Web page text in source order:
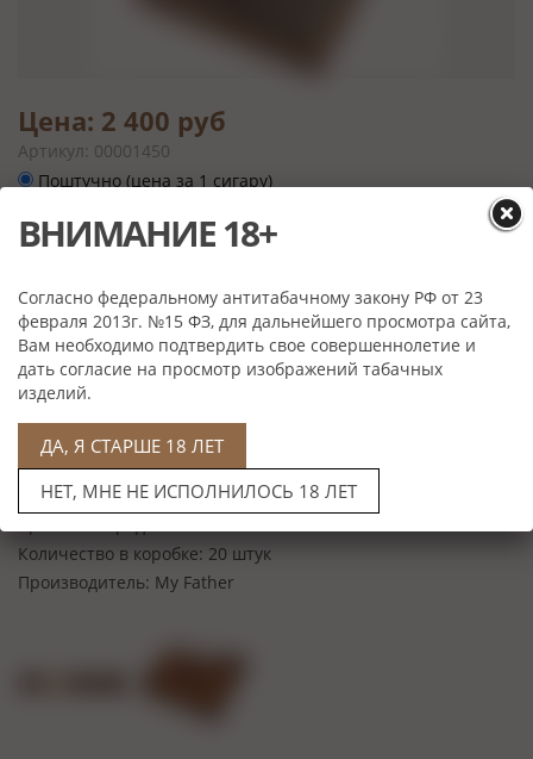
Цена: 2 400 руб
Артикул: 00001450
Поштучно (цена за 1 сигару)
Цена: 48 000 руб
Артикул: 00001450
Характеристики
Скрутка: Ручная
Формат: Toro
Размер: 158,7*20,6 мм
Количество в коробке: 20 штук
Производитель: My Father
ВНИМАНИЕ 18+
Согласно федеральному антитабачному закону РФ от 23
февраля 2013г. №15 ФЗ, для дальнейшего просмотра сайта,
Вам необходимо подтвердить свое совершеннолетие и
дать согласие на просмотр изображений табачных
изделий.
ДА, Я СТАРШЕ 18 ЛЕТ
НЕТ, МНЕ НЕ ИСПОЛНИЛОСЬ 18 ЛЕТ